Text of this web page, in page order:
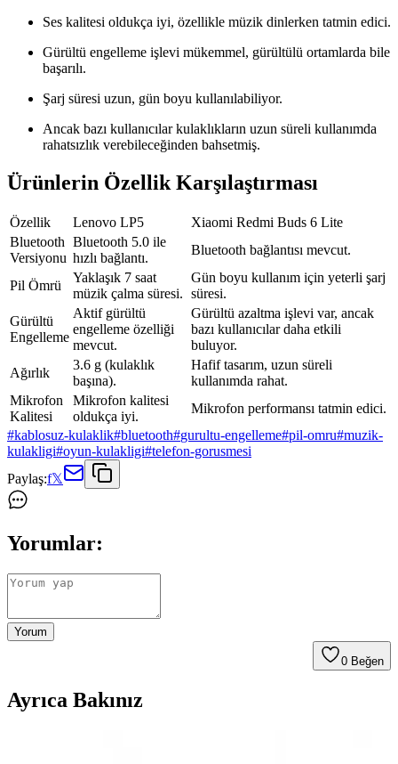
Ses kalitesi oldukça iyi, özellikle müzik dinlerken tatmin edici.
Gürültü engelleme işlevi mükemmel, gürültülü ortamlarda bile
başarılı.
Şarj süresi uzun, gün boyu kullanılabiliyor.
Ancak bazı kullanıcılar kulaklıkların uzun süreli kullanımda
rahatsızlık verebileceğinden bahsetmiş.
Ürünlerin Özellik Karşılaştırması
Özellik Lenovo LP5
Xiaomi Redmi Buds 6 Lite
Bluetooth
Versiyonu
Bluetooth 5.0 ile
hızlı bağlantı.
Bluetooth bağlantısı mevcut.
Pil Ömrü
Yaklaşık 7 saat
müzik çalma süresi.
Gün boyu kullanım için yeterli şarj
süresi.
Gürültü
Engelleme
Aktif gürültü
engelleme özelliği
mevcut.
Gürültü azaltma işlevi var, ancak
bazı kullanıcılar daha etkili
buluyor.
Ağırlık
3.6 g (kulaklık
başına).
Hafif tasarım, uzun süreli
kullanımda rahat.
Mikrofon
Kalitesi
Mikrofon kalitesi
oldukça iyi.
Mikrofon performansı tatmin edici.
#kablosuz-kulaklik#bluetooth#gurultu-engelleme#pil-omru#muzik-
kulakligi#oyun-kulakligi#telefon-gorusmesi
Paylaş:f𝕏
Yorumlar:
Yorum
0 Beğen
Ayrıca Bakınız